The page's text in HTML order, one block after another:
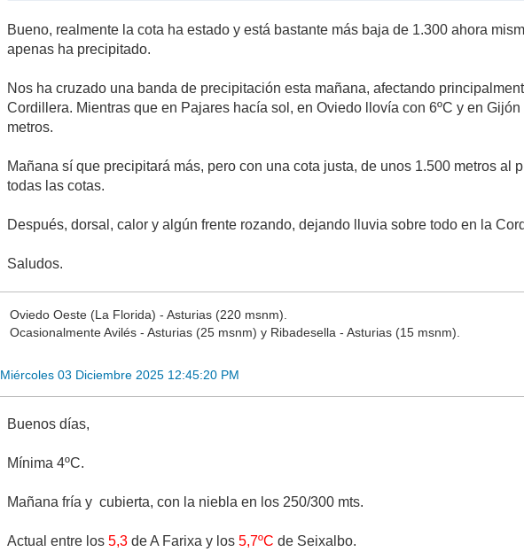
Bueno, realmente la cota ha estado y está bastante más baja de 1.300 ahora
apenas ha precipitado.
Nos ha cruzado una banda de precipitación esta mañana, afectando
Cordillera. Mientras que en Pajares hacía sol, en Oviedo llovía con 6ºC y en
metros.
Mañana sí que precipitará más, pero con una cota justa, de unos 1.500 metros
todas las cotas.
Después, dorsal, calor y algún frente rozando, dejando lluvia sobre todo en la
Saludos.
Oviedo Oeste (La Florida) - Asturias (220 msnm).
Ocasionalmente Avilés - Asturias (25 msnm) y Ribadesella - Asturias (15 msnm).
Miércoles 03 Diciembre 2025 12:45:20 PM
Buenos días,
Mínima 4ºC.
Mañana fría y cubierta, con la niebla en los 250/300 mts.
Actual entre los5,3 de A Farixa y los5,7ºC de Seixalbo.